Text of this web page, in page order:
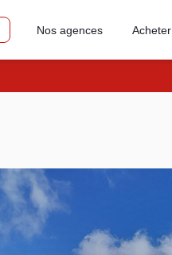
Nos agences Acheter